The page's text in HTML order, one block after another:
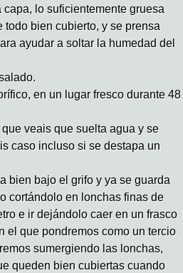
capa, lo suficientemente gruesa
todo bien cubierto, y se prensa
ayudar a soltar la humedad del
en un lugar fresco durante 48
veais que suelta agua y se
caso incluso si se destapa un
bien bajo el grifo y ya se guarda
cortándolo en lonchas finas de
e ir dejándolo caer en un frasco
el que pondremos como un tercio
sumergiendo las lonchas,
queden bien cubiertas cuando